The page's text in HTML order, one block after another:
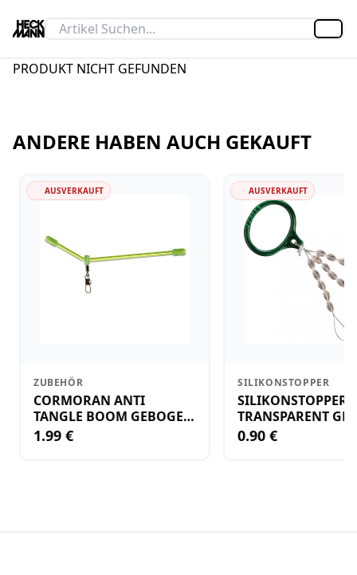
PRODUKT NICHT GEFUNDEN
ANDERE HABEN AUCH GEKAUFT
AUSVERKAUFT
ZUBEHÖR
CORMORAN ANTI
TANGLE BOOM GEBOGEN
12CM M.WIRBEL(PLASTIK)
1.99 €
AUSVERKAUFT
SILIKONSTOPPER
SILIKONSTOPPER
TRANSPARENT
KLEIN
0.90 €